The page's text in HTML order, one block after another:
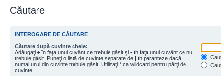
Căutare
INTEROGARE DE CĂUTARE
Căutare după cuvinte cheie:
Adăugaţi + în faţa unui cuvânt ce trebuie găsit şi - în faţa unui cuvânt ce nu
trebuie găsit. Puneţi o listă de cuvinte separate de | în paranteze dacă
numai unul din cuvinte trebuie găsit. Utilizaţi * ca wildcard pentru părţi de
cuvinte.